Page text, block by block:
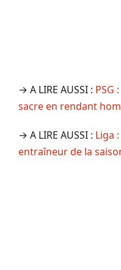
→ A LIRE AUSSI : PSG
sacre en rendant
→ A LIRE AUSSI : Liga
entraîneur de la